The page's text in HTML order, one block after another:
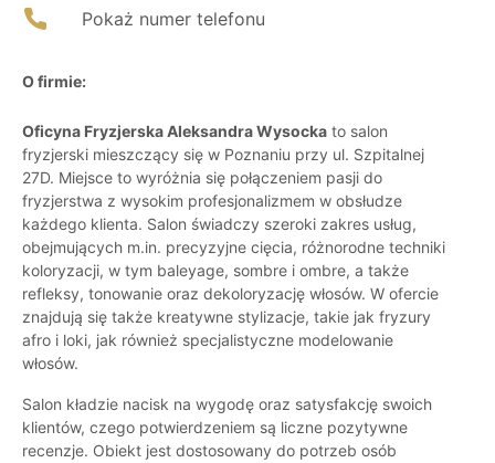
Pokaż numer telefonu
O firmie:
Oficyna Fryzjerska Aleksandra Wysocka to salon
fryzjerski mieszczący się w Poznaniu przy ul. Szpitalnej
27D. Miejsce to wyróżnia się połączeniem pasji do
fryzjerstwa z wysokim profesjonalizmem w obsłudze
każdego klienta. Salon świadczy szeroki zakres usług,
obejmujących m.in. precyzyjne cięcia, różnorodne techniki
koloryzacji, w tym baleyage, sombre i ombre, a także
refleksy, tonowanie oraz dekoloryzację włosów. W ofercie
znajdują się także kreatywne stylizacje, takie jak fryzury
afro i loki, jak również specjalistyczne modelowanie
włosów.
Salon kładzie nacisk na wygodę oraz satysfakcję swoich
klientów, czego potwierdzeniem są liczne pozytywne
recenzje. Obiekt jest dostosowany do potrzeb osób